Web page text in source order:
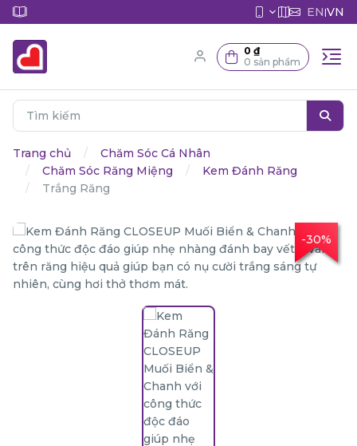
EN|VN
0 ₫
0 sản phẩm
Trang chủ
Chăm Sóc Cá Nhân
Chăm Sóc Răng Miệng
Kem Đánh Răng
Trắng Răng
-30%